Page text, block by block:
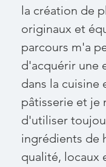
la création de
originaux et
parcours m'a
d'acquérir une
dans la cuisine
pâtisserie et je
d'utiliser
ingrédients de
qualité, locaux